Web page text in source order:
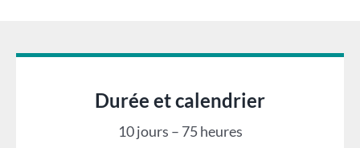
Durée et calendrier
10 jours – 75 heures